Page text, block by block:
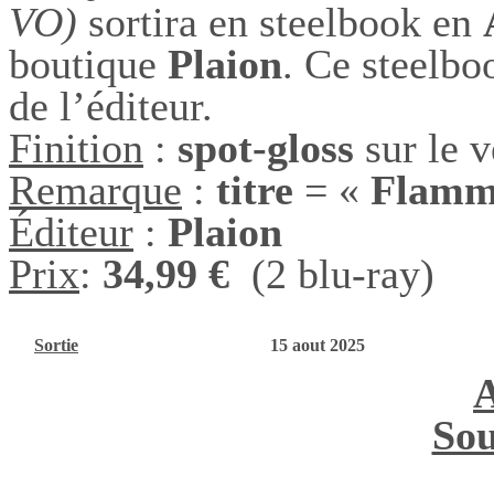
VO) sortira en steelbook en
boutique Plaion. Ce
de l’éditeur.
Finition : spot-gloss sur le
Remarque : titre = «
Éditeur : Plaion
Prix: 34,99 € (2 blu-ray)
Sortie 15 aout 2025